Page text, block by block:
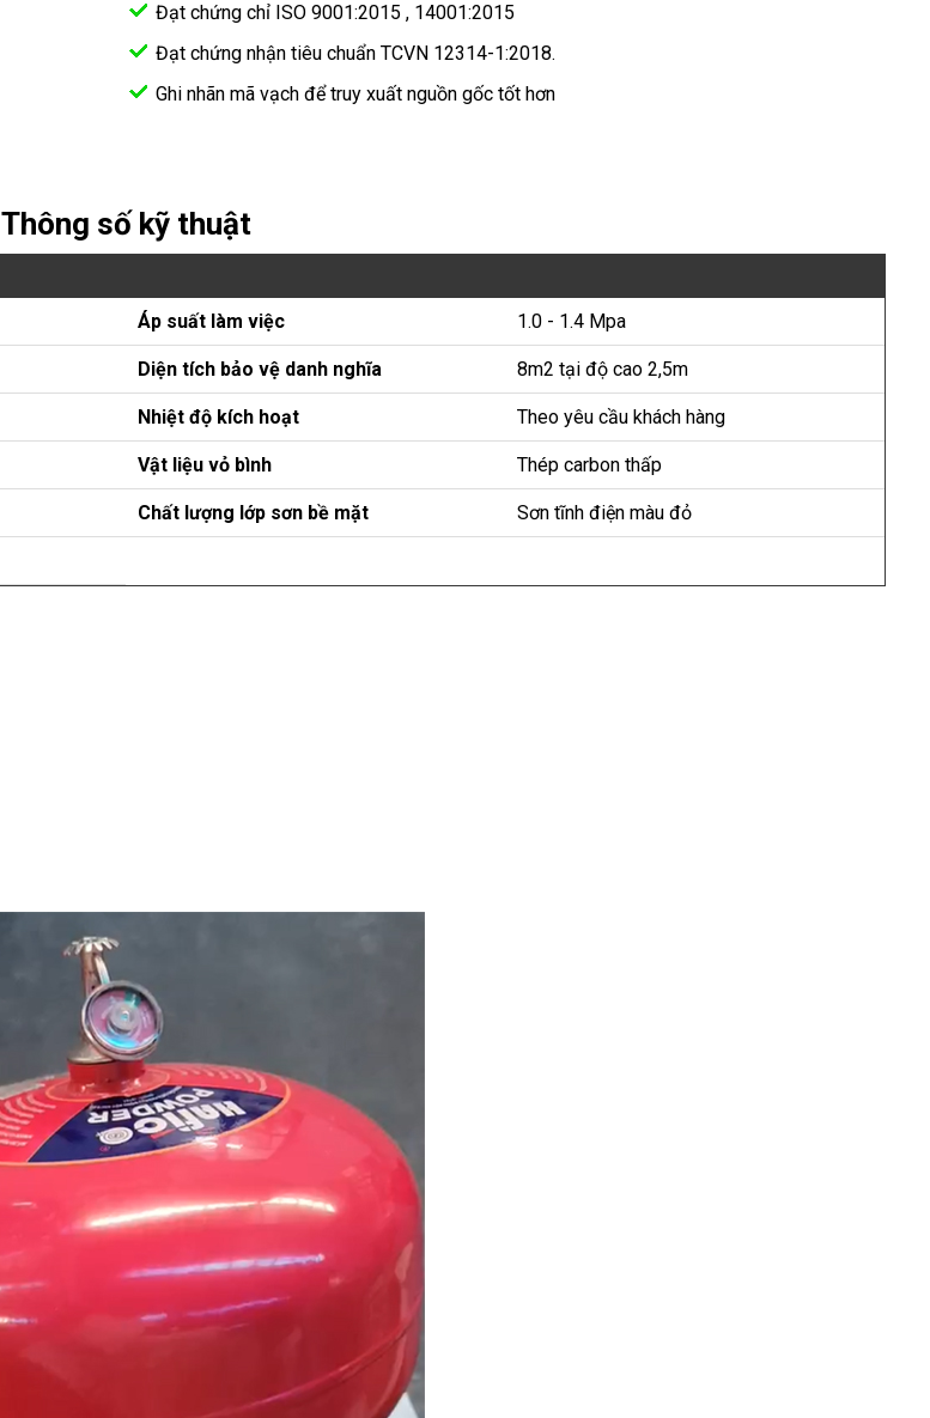
Đạt chứng chỉ ISO 9001:2015 , 14001:2015
Đạt chứng nhận tiêu chuẩn TCVN 12314-1:2018.
Ghi nhãn mã vạch để truy xuất nguồn gốc tốt hơn
Thông số kỹ thuật
Áp suất làm việc 1.0 - 1.4 Mpa
Diện tích bảo vệ danh nghĩa 8m2 tại độ cao 2,5m
Nhiệt độ kích hoạt Theo yêu cầu khách hàng
Vật liệu vỏ bình Thép carbon thấp
Chất lượng lớp sơn bề mặt Sơn tĩnh điện màu đỏ